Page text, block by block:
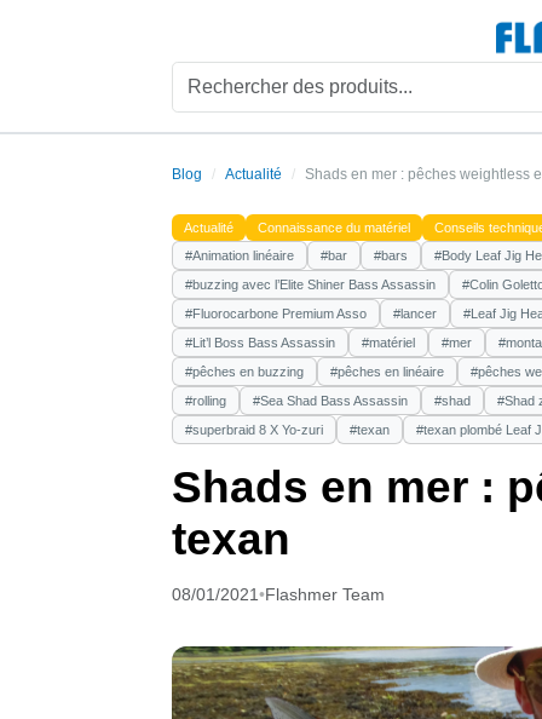
Blog Actualité Shads en mer : pêches weightless
Actualité Connaissance du matériel
Conseils
#Animation linéaire
#bar #bars
#Body Leaf Jig
#buzzing avec l’Elite Shiner Bass Assassin
#Colin
#Fluorocarbone Premium Asso
#lancer
#Leaf Jig
#Lit’l Boss Bass Assassin
#matériel #mer
#pêches en buzzing
#pêches en linéaire
#pêches
#rolling
#Sea Shad Bass Assassin #shad
#Shad
#superbraid 8 X Yo-zuri
#texan #texan plombé Leaf
Shads en mer :
texan
08/01/2021•Flashmer Team